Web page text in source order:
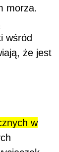
morza.
wśród
że jest
w